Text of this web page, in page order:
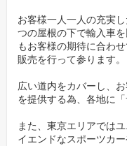
お客様一人一人の充実
つの屋根の下で輸入車
もお客様の期待に合わ
販売を行って参ります。
広い道内をカバーし、
を提供する為、各地に
また、東京エリアでは
イエンドなスポーツカ